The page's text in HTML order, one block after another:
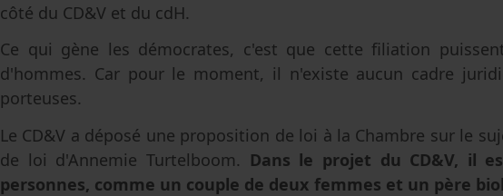
côté du CD&V et du cdH.
Ce qui gène les démocrates, c'est que cette filiation
d'hommes. Car pour le moment, il n'existe aucun cadre
porteuses.
Le CD&V a déposé une proposition de loi à la Chambre sur le
de loi d'Annemie Turtelboom. Dans le projet du CD&V, il
personnes, comme un couple de deux femmes et un père